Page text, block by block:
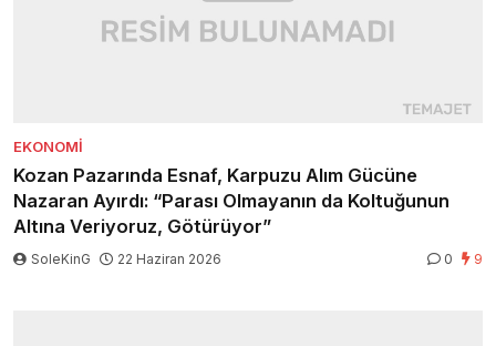
EKONOMI
Kozan Pazarında Esnaf, Karpuzu Alım Gücüne
Nazaran Ayırdı: “Parası Olmayanın da Koltuğunun
Altına Veriyoruz, Götürüyor”
SoleKinG 22 Haziran 2026 0 9